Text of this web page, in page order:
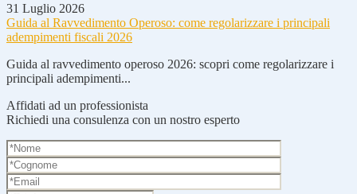
31 Luglio 2026
Guida al Ravvedimento Operoso: come regolarizzare i principali
adempimenti fiscali 2026
Guida al ravvedimento operoso 2026: scopri come regolarizzare i
principali adempimenti...
Affidati ad un professionista
Richiedi una consulenza con un nostro esperto